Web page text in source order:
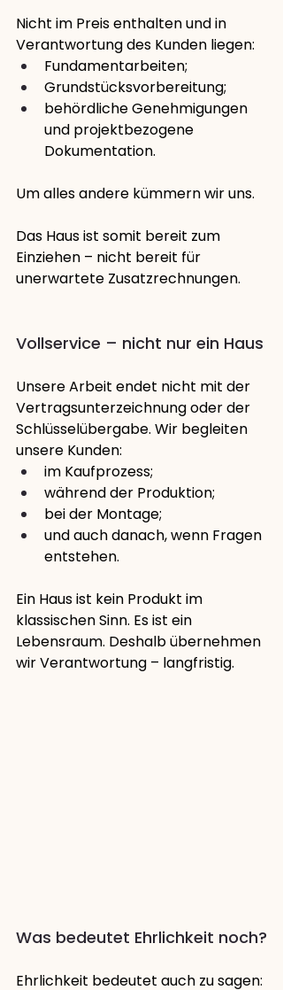
Nicht im Preis enthalten und in
Verantwortung des Kunden liegen:
Fundamentarbeiten;
Grundstücksvorbereitung;
behördliche Genehmigungen
und projektbezogene
Dokumentation.
Um alles andere kümmern wir uns.
Das Haus ist somit bereit zum
Einziehen – nicht bereit für
unerwartete Zusatzrechnungen.
Vollservice – nicht nur ein Haus
Unsere Arbeit endet nicht mit der
Vertragsunterzeichnung oder der
Schlüsselübergabe. Wir begleiten
unsere Kunden:
im Kaufprozess;
während der Produktion;
bei der Montage;
und auch danach, wenn Fragen
entstehen.
Ein Haus ist kein Produkt im
klassischen Sinn. Es ist ein
Lebensraum. Deshalb übernehmen
wir Verantwortung – langfristig.
Was bedeutet Ehrlichkeit noch?
Ehrlichkeit bedeutet auch zu sagen: